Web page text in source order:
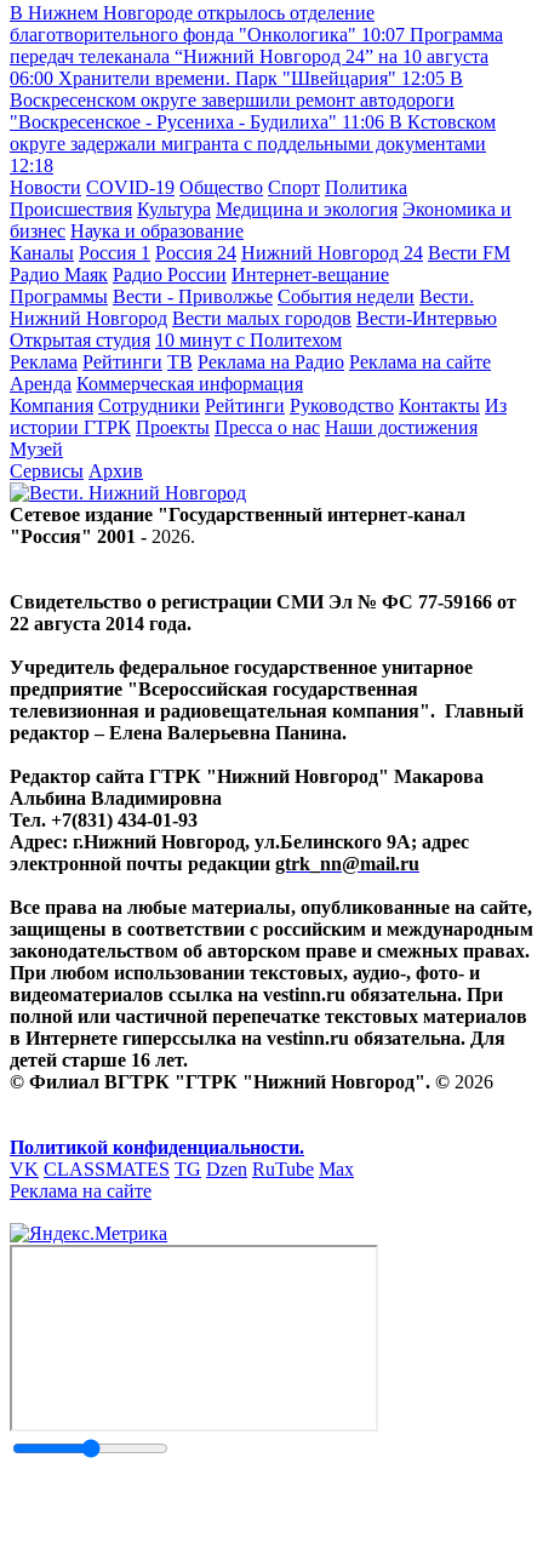
В Нижнем Новгороде открылось отделение
благотворительного фонда "Онкологика" 10:07 Программа
передач телеканала “Нижний Новгород 24” на 10 августа
06:00 Хранители времени. Парк "Швейцария" 12:05 В
Воскресенском округе завершили ремонт автодороги
"Воскресенское - Русениха - Будилиха" 11:06 В Кстовском
округе задержали мигранта с поддельными документами
12:18
Новости COVID-19 Общество Спорт Политика
Происшествия Культура Медицина и экология Экономика и
бизнес Наука и образование
Каналы Россия 1 Россия 24 Нижний Новгород 24 Вести FM
Радио Маяк Радио России Интернет-вещание
Программы Вести - Приволжье События недели Вести.
Нижний Новгород Вести малых городов Вести-Интервью
Открытая студия 10 минут с Политехом
Реклама Рейтинги ТВ Реклама на Радио Реклама на сайте
Аренда Коммерческая информация
Компания Сотрудники Рейтинги Руководство Контакты Из
истории ГТРК Проекты Пресса о нас Наши достижения
Музей
Сервисы Архив
Сетевое издание "Государственный интернет-канал
"Россия" 2001 - 2026.
Свидетельство о регистрации СМИ Эл № ФС 77-59166 от
22 августа 2014 года.
Учредитель федеральное государственное унитарное
предприятие "Всероссийская государственная
телевизионная и радиовещательная компания". Главный
редактор – Елена Валерьевна Панина.
Редактор сайта ГТРК "Нижний Новгород" Макарова
Альбина Владимировна
Тел. +7(831) 434-01-93
Адрес: г.Нижний Новгород, ул.Белинского 9А; адрес
электронной почты редакции gtrk_nn@mail.ru
Все права на любые материалы, опубликованные на сайте,
защищены в соответствии с российским и международным
законодательством об авторском праве и смежных правах.
При любом использовании текстовых, аудио-, фото- и
видеоматериалов ссылка на vestinn.ru обязательна. При
полной или частичной перепечатке текстовых материалов
в Интернете гиперссылка на vestinn.ru обязательна. Для
детей старше 16 лет.
© Филиал ВГТРК "ГТРК "Нижний Новгород". © 2026
Политикой конфиденциальности.
VK CLASSMATES TG Dzen RuTube Max
Реклама на сайте